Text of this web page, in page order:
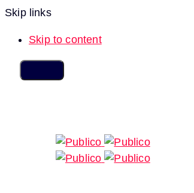
Skip links
Skip to content